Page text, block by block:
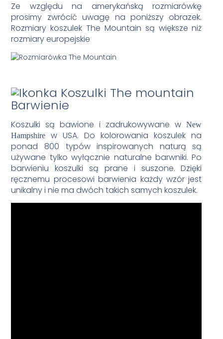
Ze względu na amerykańską rozmiarówkę
prosimy zwrócić uwagę na poniższy obrazek.
Rozmiary koszulek The Mountain są większe niż
rozmiary europejskie
Barwienie
Koszulki są bawione i zadrukowywane wNew
Hampshire
w USA. Do kolorowania koszulek na
ponad 800 typów inspirowanych naturą są
używane tylko wyłącznie naturalne barwniki. Po
barwieniu koszulki są prane i suszone. Dzięki
ręcznemu procesowi barwienia każdy wzór jest
unikalny i nie ma dwóch takich samych koszulek.